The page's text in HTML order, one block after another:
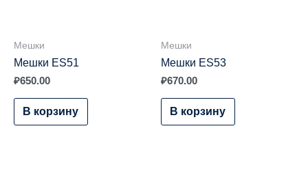
Мешки
Мешки ES51
₽650.00
В корзину
Мешки
Мешки ES53
₽670.00
В корзину